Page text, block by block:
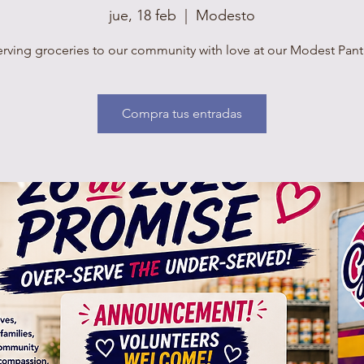
jue, 18 feb Modesto
groceries to our community with love at our Modest
Compra tus entradas